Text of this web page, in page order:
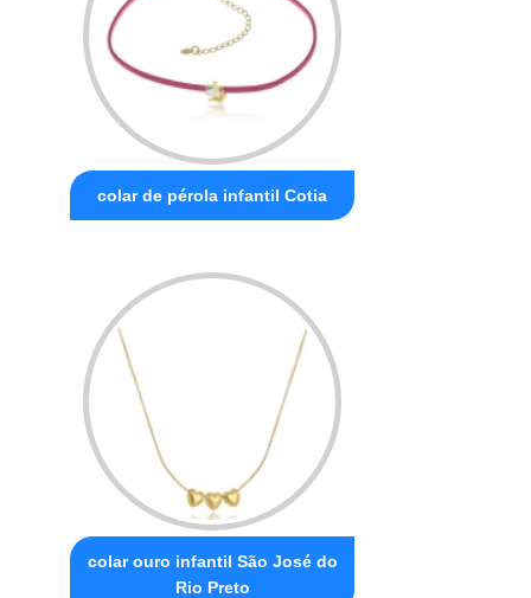
colar de pérola infantil Cotia
colar ouro infantil São José do
Rio Preto